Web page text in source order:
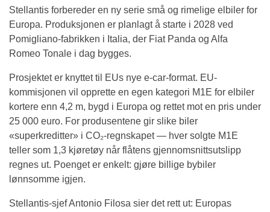
Stellantis forbereder en ny serie små og rimelige elbiler for
Europa. Produksjonen er planlagt å starte i 2028 ved
Pomigliano-fabrikken i Italia, der Fiat Panda og Alfa
Romeo Tonale i dag bygges.
Prosjektet er knyttet til EUs nye e-car-format. EU-
kommisjonen vil opprette en egen kategori M1E for elbiler
kortere enn 4,2 m, bygd i Europa og rettet mot en pris under
25 000 euro. For produsentene gir slike biler
«superkreditter» i CO₂-regnskapet — hver solgte M1E
teller som 1,3 kjøretøy når flåtens gjennomsnittsutslipp
regnes ut. Poenget er enkelt: gjøre billige bybiler
lønnsomme igjen.
Stellantis-sjef Antonio Filosa sier det rett ut: Europas